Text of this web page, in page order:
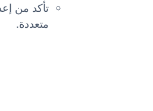
تأكد من
متعددة.